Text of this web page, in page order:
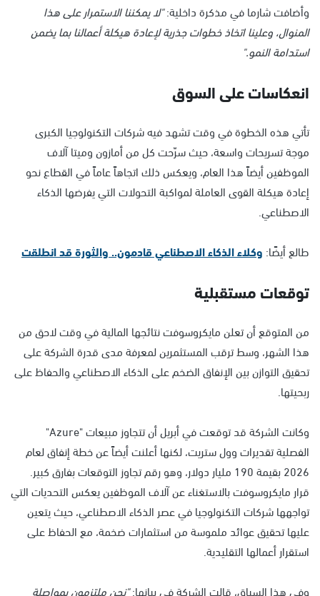
وأضافت شارما في مذكرة داخلية:"لا يمكننا الاستمرار على هذا
المنوال، وعلينا اتخاذ خطوات جذرية لإعادة هيكلة أعمالنا بما يضمن
استدامة النمو."
انعكاسات على السوق
تأتي هذه الخطوة في وقت تشهد فيه شركات التكنولوجيا الكبرى
موجة تسريحات واسعة، حيث سرّحت كل من أمازون وميتا آلاف
الموظفين أيضاً هذا العام، ويعكس ذلك اتجاهاً عاماً في القطاع نحو
إعادة هيكلة القوى العاملة لمواكبة التحولات التي يفرضها الذكاء
الاصطناعي.
طالع أيضًا: وكلاء الذكاء الاصطناعي قادمون.. والثورة قد انطلقت
توقعات مستقبلية
من المتوقع أن تعلن مايكروسوفت نتائجها المالية في وقت لاحق من
هذا الشهر، وسط ترقب المستثمرين لمعرفة مدى قدرة الشركة على
تحقيق التوازن بين الإنفاق الضخم على الذكاء الاصطناعي والحفاظ على
ربحيتها.
وكانت الشركة قد توقعت في أبريل أن تتجاوز مبيعات "Azure"
الفصلية تقديرات وول ستريت، لكنها أعلنت أيضاً عن خطة إنفاق لعام
2026 بقيمة 190 مليار دولار، وهو رقم تجاوز التوقعات بفارق كبير.
قرار مايكروسوفت بالاستغناء عن آلاف الموظفين يعكس التحديات التي
تواجهها شركات التكنولوجيا في عصر الذكاء الاصطناعي، حيث يتعين
عليها تحقيق عوائد ملموسة من استثمارات ضخمة، مع الحفاظ على
استقرار أعمالها التقليدية.
وفي هذا السياق، قالت الشركة في بيانها:"نحن ملتزمون بمواصلة